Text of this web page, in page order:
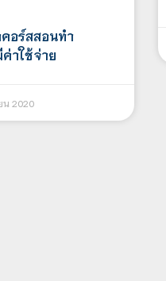
คอร์สสอนทำ
าใช้จ่าย
น 2020